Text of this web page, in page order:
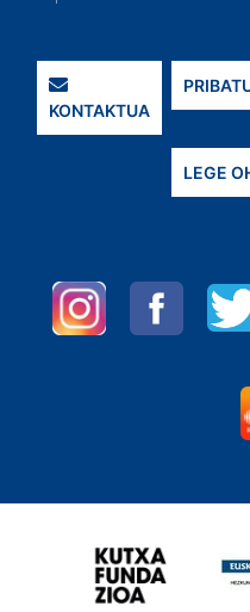
KONTAKTUA
LEGE